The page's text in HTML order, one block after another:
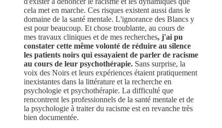
cela met en marche. Ces risques existent aussi dans le
domaine de la santé mentale. L'ignorance des Blancs y
est pour beaucoup. Et chose troublante, au cours de
mes travaux cliniques et de mes recherches, j'ai pu
constater cette même volonté de réduire au silence
les patients noirs qui essayaient de parler de racisme
au cours de leur psychothérapie. Sans surprise, la
voix des Noirs et leurs expériences étaient pratiquement
inexistantes dans la littérature et la recherche en
psychologie et psychothérapie. La difficulté que
rencontrent les professionnels de la santé mentale et de
la psychologie à traiter du racisme est en revanche très
bien documentée.